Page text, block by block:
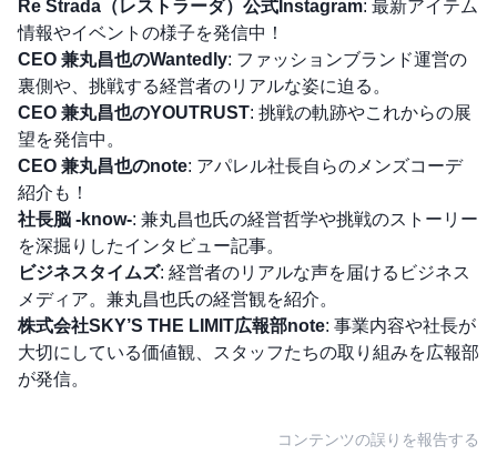
Re Strada（レストラーダ）公式Instagram: 最新アイテム
情報やイベントの様子を発信中！
CEO 兼丸昌也のWantedly: ファッションブランド運営の
裏側や、挑戦する経営者のリアルな姿に迫る。
CEO 兼丸昌也のYOUTRUST: 挑戦の軌跡やこれからの展
望を発信中。
CEO 兼丸昌也のnote: アパレル社長自らのメンズコーデ
紹介も！
社長脳 -know-: 兼丸昌也氏の経営哲学や挑戦のストーリー
を深掘りしたインタビュー記事。
ビジネスタイムズ: 経営者のリアルな声を届けるビジネス
メディア。兼丸昌也氏の経営観を紹介。
株式会社SKY’S THE LIMIT広報部note: 事業内容や社長が
大切にしている価値観、スタッフたちの取り組みを広報部
が発信。
コンテンツの誤りを報告する